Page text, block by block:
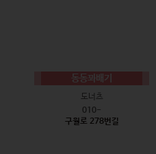
동동꽈배기
도너츠
010-
구월로 278번길